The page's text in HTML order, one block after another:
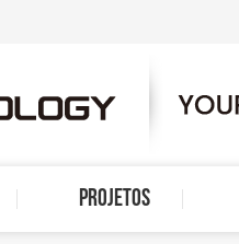
PROJETOS